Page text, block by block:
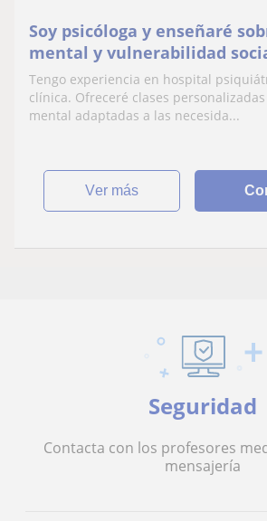
Soy psicóloga y enseñaré
mental y vulnerabilidad
que hablan principalmente
inglés.
Tengo experiencia en hospital
clínica. Ofreceré clases
mental adaptadas a las necesida...
ver más
Seguridad
Contacta con los profesores
mensajería